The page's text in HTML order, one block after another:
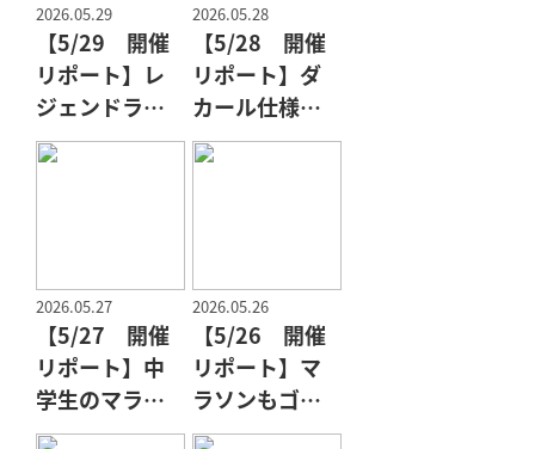
2026.05.29
【5/29 開催
リポート】レ
ジェンドライ
ダー
2026.05.28
【5/28 開催
リポート】ダ
カール仕様の
トラック
2026.05.27
【5/27 開催
リポート】中
学生のマラソ
ンと初コラボ
2026.05.26
【5/26 開催
リポート】マ
ラソンもゴー
ル！